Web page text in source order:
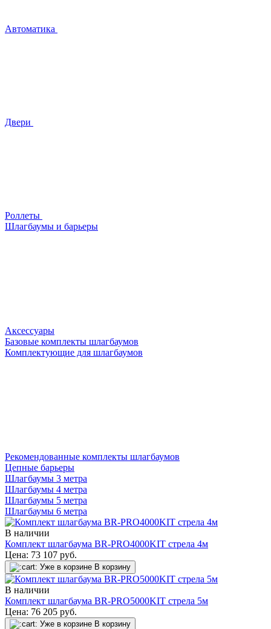
Автоматика
Двери
Роллеты
Шлагбаумы и барьеры
Аксессуары
Базовые комплекты шлагбаумов
Комплектующие для шлагбаумов
Рекомендованные комплекты шлагбаумов
Цепные барьеры
Шлагбаумы 3 метра
Шлагбаумы 4 метра
Шлагбаумы 5 метра
Шлагбаумы 6 метра
В наличии
Комплект шлагбаума BR-PRO4000KIT стрела 4м
Цена: 73 107 руб.
Уже в корзине В корзину
В наличии
Комплект шлагбаума BR-PRO5000KIT стрела 5м
Цена: 76 205 руб.
Уже в корзине В корзину